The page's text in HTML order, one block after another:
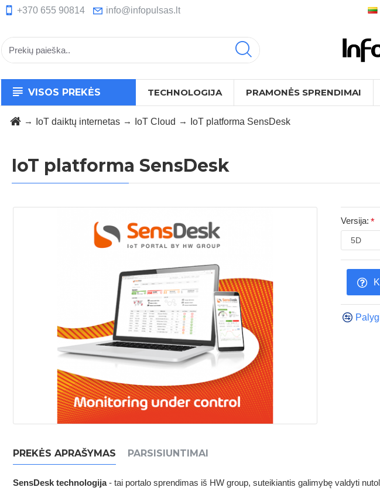
+370 655 90814 info@infopulsas.lt
VISOS PREKĖS TECHNOLOGIJA PRAMONĖS SPRENDIMAI
IoT daiktų internetas IoT Cloud IoT platforma SensDesk
IoT platforma SensDesk
Versija:
PREKĖS APRAŠYMAS PARSISIUNTIMAI
SensDesk technologija- tai portalo sprendimas iš HW group, suteikiantis galimybę valdyti